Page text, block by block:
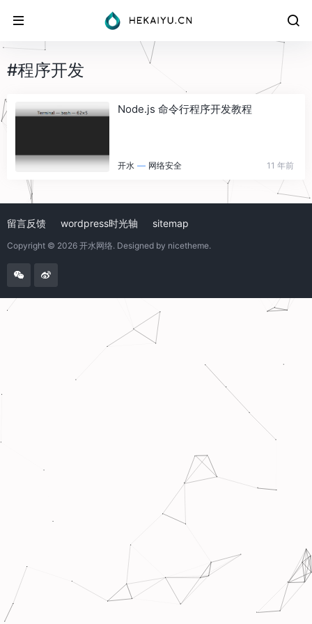
#程序开发
Node.js 命令行程序开发教程
开水 — 网络安全 11 年前
留言反馈 wordpress时光轴 sitemap
Copyright © 2026 开水网络. Designed by nicetheme.